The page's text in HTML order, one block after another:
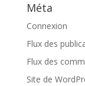
Méta
Connexion
Flux des
Flux des
Site de